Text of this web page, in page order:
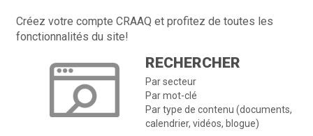
Créez votre compte CRAAQ et profitez de toutes les
fonctionnalités du site!
RECHERCHER
Par secteur
Par mot-clé
Par type de contenu (documents,
calendrier, vidéos, blogue)